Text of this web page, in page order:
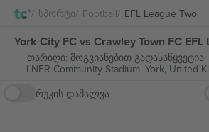
Სპორტი Football EFL League Twoშესვლა
თარიღი: მოგვიანებით გადასაწყვეტია
LNER Community Stadium, York, United
რუკის დამალვა